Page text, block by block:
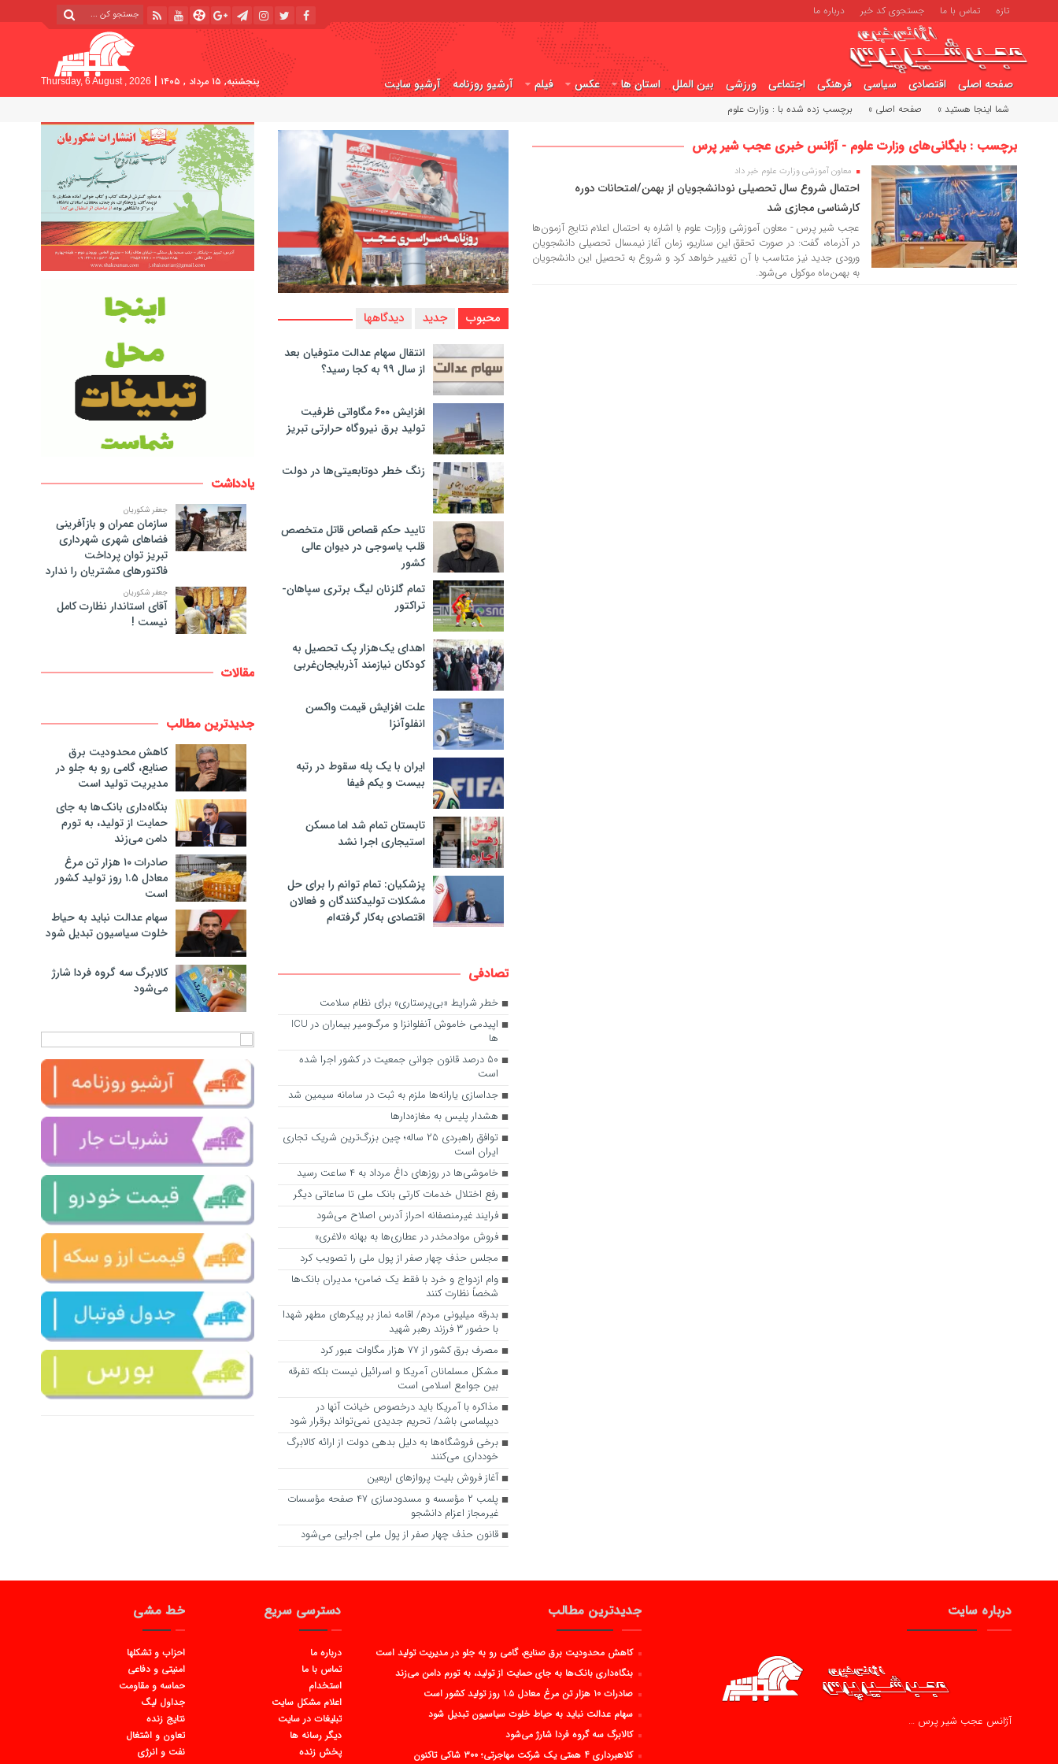
تازه تماس با ما جستجوی کد خبر درباره ما
صفحه اصلی اقتصادی سیاسی فرهنگی اجتماعی ورزشی بین الملل استان ها عکس فیلم آرشیو روزنامه آرشیو سایت پنجشنبه, ۱۵ مرداد , ۱۴۰۵ |
Thursday, 6 August , 2026
شما اینجا هستید » صفحه اصلی » برچسب زده شده با : وزارت علوم
برچسب : بایگانی‌های وزارت علوم - آژانس خبری عجب شیر پرس
20 خرداد 1405
معاون آموزشی وزارت علوم خبر داد
احتمال شروع سال تحصیلی نودانشجویان از بهمن/امتحانات دوره
کارشناسی مجازی شد
عجب شیر پرس - معاون آموزشی وزارت علوم با اشاره به احتمال اعلام نتایج آزمون‌ها
در آذرماه، گفت: در صورت تحقق این سناریو، زمان آغاز نیمسال تحصیلی دانشجویان
ورودی جدید نیز متناسب با آن تغییر خواهد کرد و شروع به تحصیل این دانشجویان
به بهمن‌ماه موکول می‌شود.
محبوب جدید دیدگاهها
انتقال سهام عدالت متوفیان بعد
از سال ۹۹ به کجا رسید؟
افزایش ۶۰۰ مگاواتی ظرفیت
تولید برق نیروگاه حرارتی تبریز
زنگ خطر دوتابعیتی‌ها در دولت
تایید حکم قصاص قاتل متخصص
قلب یاسوجی در دیوان عالی
کشور
تمام گلزنان لیگ‌ برتری سپاهان-
تراکتور
اهدای یک‌هزار پک تحصیل به
کودکان نیازمند آذربایجان‌غربی
علت افزایش قیمت واکسن
انفلوآنزا
ایران با یک پله سقوط در رتبه
بیست و یکم فیفا
تابستان تمام شد اما مسکن
استیجاری اجرا نشد
پزشکیان: تمام توانم را برای حل
مشکلات تولیدکنندگان و فعالان
اقتصادی به‌کار گرفته‌ام
تصادفی
خطر شرایط «بی‌پرستاری» برای نظام سلامت
ها
۵۰ درصد قانون جوانی جمعیت در کشور اجرا شده
است
جداسازی یارانه‌ها ملزم به ثبت در سامانه سیمین شد
هشدار پلیس به مغازه‌دارها
توافق راهبردی ۲۵ ساله؛ چین بزرگ‌ترین شریک تجاری
ایران است
خاموشی‌ها در روزهای داغ مرداد به ۴ ساعت رسید
رفع اختلال خدمات کارتی بانک ملی تا ساعاتی دیگر
فرایند غیرمنصفانه احراز آدرس اصلاح می‌شود
فروش موادمخدر در عطاری‌ها به بهانه «لاغری»
مجلس حذف چهار صفر از پول ملی را تصویب کرد
وام ازدواج و خرد با فقط یک ضامن؛ مدیران بانک‌ها
شخصاً نظارت کنند
بدرقه میلیونی مردم/ اقامه نماز بر پیکرهای مطهر شهدا
با حضور ۳ فرزند رهبر شهید
مصرف برق کشور از ۷۷ هزار مگاوات عبور کرد
مشکل مسلمانان آمریکا و اسرائیل نیست بلکه تفرقه
بین جوامع اسلامی است
مذاکره با آمریکا باید درخصوص خیانت آنها در
دیپلماسی باشد/ تحریم جدیدی نمی‌تواند برقرار شود
برخی فروشگاه‌ها به دلیل بدهی دولت از ارائه کالابرگ
خودداری می‌کنند
آغاز فروش بلیت پروازهای اربعین
پلمب ۲ مؤسسه و مسدودسازی ۴۷ صفحه مؤسسات
غیرمجاز اعزام دانشجو
قانون حذف چهار صفر از پول ملی اجرایی می‌شود
یادداشت
جعفر شکوریان
سازمان عمران و بازآفرینی
فضاهای شهری شهرداری
تبریز توان پرداخت
فاکتورهای مشتریان را ندارد
جعفر شکوریان
آقای استاندار نظارت کامل
نیست !
مقالات
جدیدترین مطالب
کاهش محدودیت برق
صنایع، گامی رو به جلو در
مدیریت تولید است
بنگاه‌داری بانک‌ها به جای
حمایت از تولید، به تورم
دامن می‌زند
صادرات ۱۰ هزار تن مرغ
معادل ۱.۵ روز تولید کشور
است
سهام عدالت نباید به حیاط
خلوت سیاسیون تبدیل شود
کالابرگ سه گروه فردا شارژ
می‌شود
درباره سایت
آژانس عجب شیر پرس …
جدیدترین مطالب
کاهش محدودیت برق صنایع، گامی رو به جلو در مدیریت تولید است
بنگاه‌داری بانک‌ها به جای حمایت از تولید، به تورم دامن می‌زند
صادرات ۱۰ هزار تن مرغ معادل ۱.۵ روز تولید کشور است
سهام عدالت نباید به حیاط خلوت سیاسیون تبدیل شود
کالابرگ سه گروه فردا شارژ می‌شود
کلاهبرداری ۴ همتی یک شرکت مهاجرتی؛ ۳۰۰ شاکی تاکنون
دسترسی سریع
درباره ما
تماس با ما
استخدام
اعلام مشکل سایت
تبلیغات در سایت
دیگر رسانه ها
پخش زنده
خط مشی
احزاب و تشکلها
امنیتی و دفاعی
حماسه و مقاومت
جداول لیگ
نتایج زنده
تعاون و اشتغال
نفت و انرژی